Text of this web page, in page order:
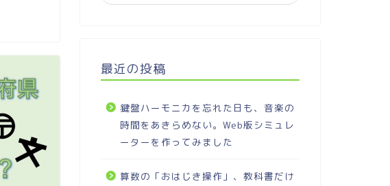
最近の投稿
鍵盤ハーモニカを忘れた日も、音楽の
時間をあきらめない。Web版シミュレ
ーターを作ってみました
算数の「おはじき操作」、教科書だけ